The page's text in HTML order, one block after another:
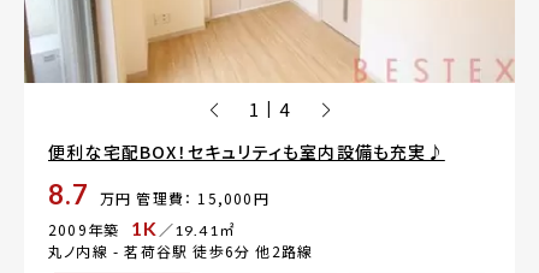
1 | 4
便利な宅配BOX！セキュリティも室内設備も充実♪
8.7 万円 管理費： 15,000円
2009年築
1K ／19.41㎡
丸ノ内線 -茗荷谷駅 徒歩6分 他2路線